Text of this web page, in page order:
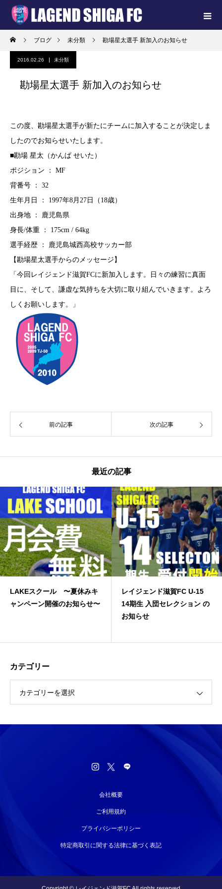
ブログ 未分類 勘場星太選手 新加入のお知らせ
2016.02.26 未分類
勘場星太選手 新加入のお知らせ
この度、勘場星太選手が新たにチームに加入することが決定しま
したのでお知らせいたします。
■勘場 星太（かんば せいた）
ポジション ： MF
背番号 ： 32
生年月日 ： 1997年8月27日（18歳）
出身地 ： 鹿児島県
身長/体重 ： 175cm / 64kg
選手経歴 ： 鹿児島城西高校サッカー部
【勘場星太選手からのメッセージ】
「今回レイジェンド滋賀FCに新加入します。日々の練習に真面
目に、そして、謙虚な気持ちを大切に取り組んでいきます。よろ
しくお願いします。」
前の記事 次の記事
最近の記事
LAKEスクール 〜夏休みキ
ャンペーン開催のお知らせ〜
レイジェンド滋賀FC U-15
14期生 入団セレクション の
お知らせ
カテゴリー
カテゴリーを選択
会社概要
ご利用規約
プライバシーポリシー
特定商取引に関する法律に基づく表記